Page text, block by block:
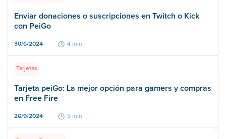
Enviar donaciones o suscripciones en Twitch o Kick
con PeiGo
30/6/2024 4 min
Tarjetas
Tarjeta peiGo: La mejor opción para gamers y compras
en Free Fire
26/9/2024 5 min